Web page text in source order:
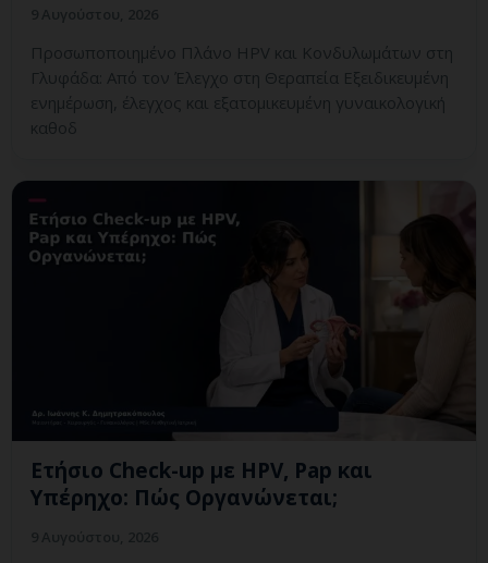
Προσωποποιημένο Πλάνο HPV και Κονδυλωμάτων στη
Γλυφάδα: Από τον Έλεγχο στη Θεραπεία Εξειδικευμένη
ενημέρωση, έλεγχος και εξατομικευμένη γυναικολογική
καθοδ
Ετήσιο Check-up με HPV, Pap και
Υπέρηχο: Πώς Οργανώνεται;